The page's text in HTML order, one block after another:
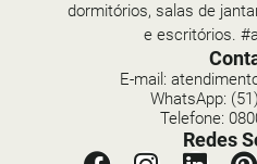
dormitórios, salas de
e escritórios.
E-mail:
WhatsApp:
Telefone:
Redes